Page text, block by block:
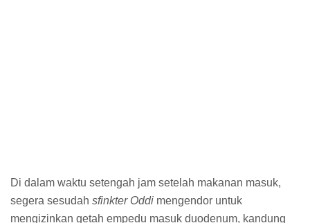
Di dalam waktu setengah jam setelah makanan masuk,
segera sesudah sfinkter Oddi mengendor untuk
mengizinkan getah empedu masuk duodenum, kandung